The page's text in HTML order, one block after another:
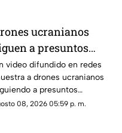
ucranianos
a presuntos
rusos durante
horas
video difundido en redes
a drones ucranianos
a presuntos
rusos antes de un
08, 2026 05:59 p. m.